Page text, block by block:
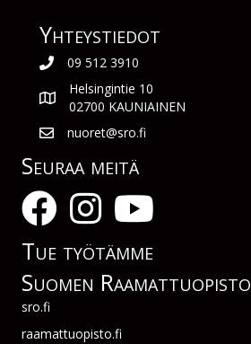
Yhteys­tiedot
09 512 3910
Helsingintie 10
02700 KAUNIAINEN
nuoret@sro.fi
Seuraa meitä
Tue työtämme
Suomen Raamattuopisto
sro.fi
raamattuopisto.fi